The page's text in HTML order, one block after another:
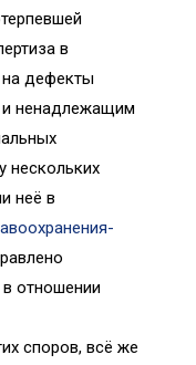
в
на дефекты
ненадлежащим
нескольких
неё в
отношении
споров, всё же